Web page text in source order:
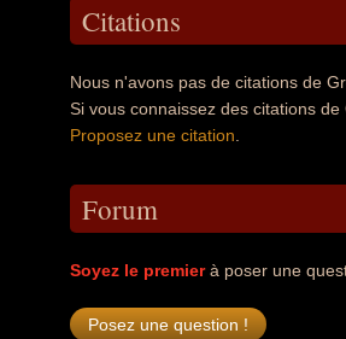
Citations
Nous n'avons pas de citations de
Si vous connaissez des citations
Proposez une citation
Forum
Soyez le premierà poser une